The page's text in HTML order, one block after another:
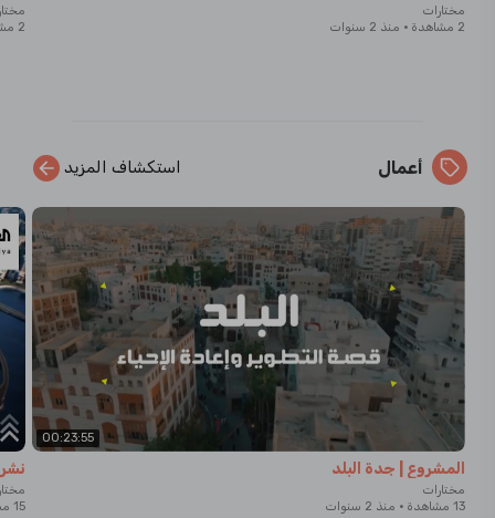
2 مشاهدة
مختارات
2 مشاهدة
· منذ 2 سنوات
أعمال استكشاف المزيد
15 مشاهدة
00:23:55
المشروع | جدة البلد
مختارات
13 مشاهدة
· منذ 2 سنوات